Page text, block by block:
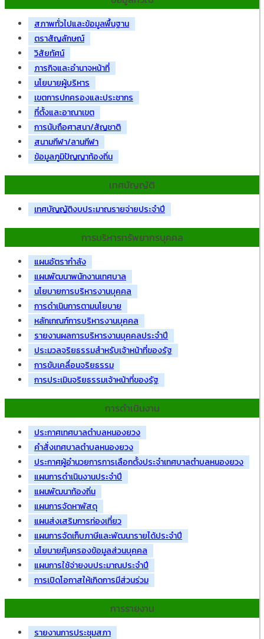
สภาพทั่วไปและข้อมูลพื้นฐาน
ตราสัญลักษณ์
วิสัยทัศน์
ภารกิจและอำนาจหน้าที่
นโยบายผู้บริหาร
เขตการปกครองและประชากร
ที่ตั้งและอาณาเขต
การนับถือศาสนา/สัญชาติ
สนามกีฬา/ลานกีฬา
ข้อมูลภูมิปัญญาท้องถิ่น
เทศบัญญัติ
เทศบัญญัติงบประมาณรายจ่ายประจำปี
การบริหารทรัพยากรบุคคล
แผนอัตรากำลัง
แผนพัฒนาพนักงานเทศบาล
นโยบายการบริหารงานบุคคล
การดำเนินการตามนโยบาย
หลักเกณฑ์การบริหารงานบุคคล
รายงานผลการบริหารงานบุคคลประจำปี
ประมวลจริยธรรมสำหรับเจ้าหน้าที่ของรัฐ
การขับเคลื่อนจริยธรรม
การประเมินจริยธรรมเจ้าหน้าที่ของรัฐ
การดำเนินงาน
ประกาศเทศบาลตำบลหนองยวง
คำสั่งเทศบาลตำบลหนองยวง
ประกาศผู้อำนวยการการเลือกตั้งประจำเทศบาลตำบลหนองยวง
แผนการดำเนินงานประจำปี
แผนพัฒนาท้องถิ่น
แผนการจัดหาพัสดุ
แผนส่งเสริมการท่องเที่ยว
แผนการจัดเก็บภาษีและพัฒนารายได้ประจำปี
นโยบายคุ้มครองข้อมูลส่วนบุคคล
แผนการใช้จ่ายงบประมาณประจำปี
การเปิดโอกาสให้เกิดการมีส่วนร่วม
การรายงาน
รายงานการประชุมสภา